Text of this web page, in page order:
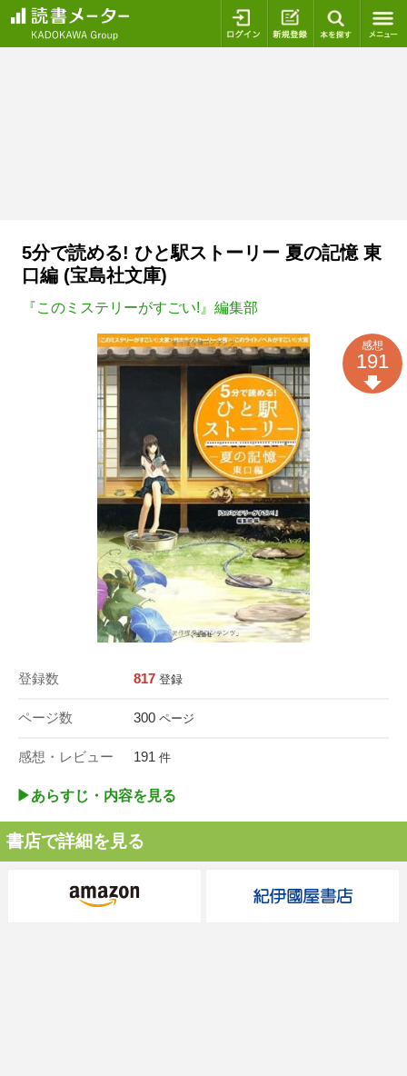
ログイン 新規登録
5分で読める! ひと駅ストーリー 夏の記憶 東
口編 (宝島社文庫)
『このミステリーがすごい!』編集部
登録数 817 登録
ページ数 300 ページ
感想・レビュー 191 件
感想
191
▶︎あらすじ・内容を見る
書店で詳細を見る